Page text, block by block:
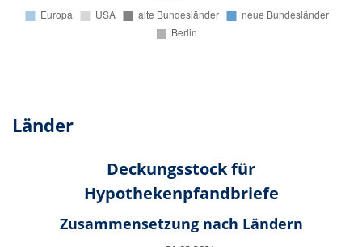
Länder
Deckungsstock für
Hypothekenpfandbriefe
Zusammensetzung nach Ländern